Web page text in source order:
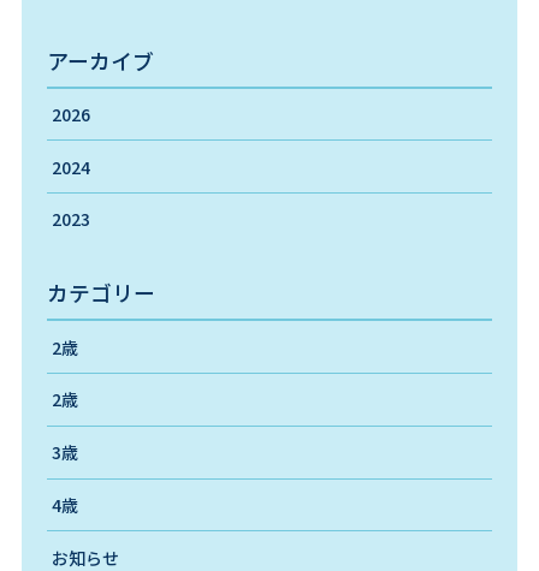
アーカイブ
2026
2024
2023
カテゴリー
2歳
2歳
3歳
4歳
お知らせ